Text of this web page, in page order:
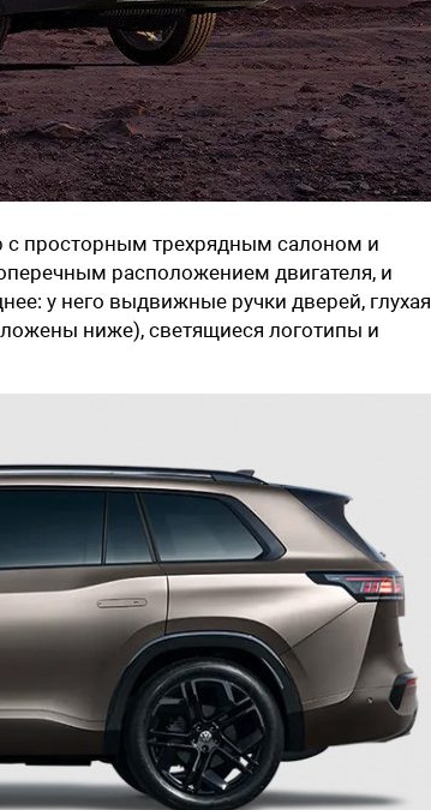
просторным трехрядным салоном и
расположением двигателя, и
у него выдвижные ручки дверей, глухая
ниже), светящиеся логотипы и